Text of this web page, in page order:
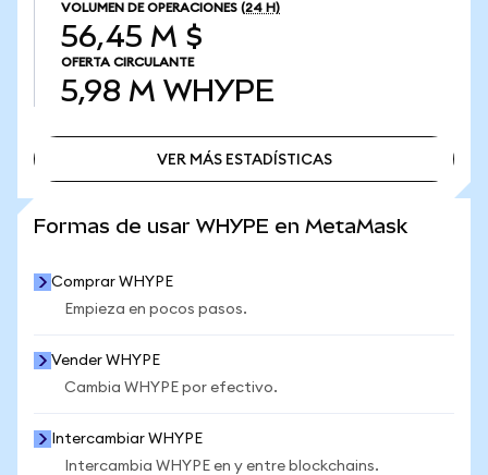
VOLUMEN DE OPERACIONES (24 H)
56,45 M $
OFERTA CIRCULANTE
5,98 M WHYPE
VER MÁS ESTADÍSTICAS
Formas de usar WHYPE en MetaMask
Comprar WHYPE
Empieza en pocos pasos.
Vender WHYPE
Cambia WHYPE por efectivo.
Intercambiar WHYPE
Intercambia WHYPE en y entre blockchains.